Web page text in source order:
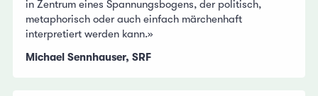
in Zentrum eines Spannungsbogens, der politisch,
metaphorisch oder auch einfach märchenhaft
interpretiert werden kann.»
Michael Sennhauser, SRF